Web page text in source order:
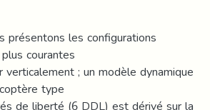
présentons les configurations
courantes
; un modèle dynamique
type